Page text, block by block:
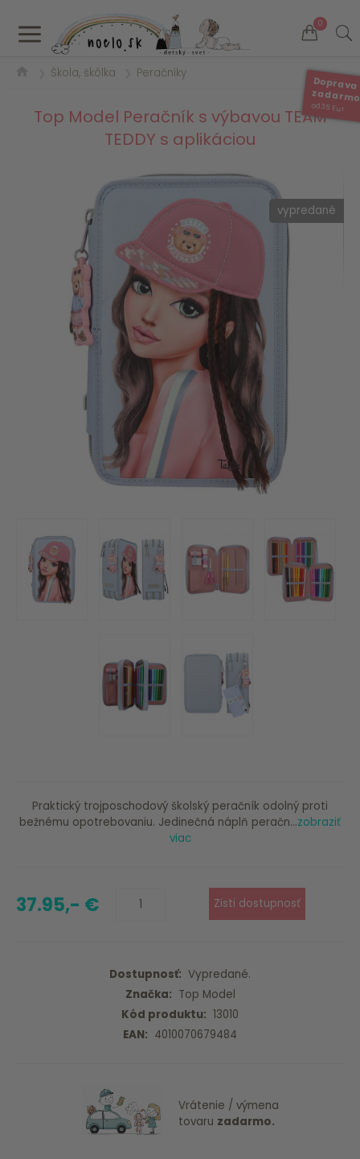
a 0
Doprava
od 35 Eur
Škola, škôlka Peračníky
Top Model Peračník s výbavou TEAM
TEDDY s aplikáciou
vypredané
Praktický trojposchodový školský peračník odolný proti
bežnému opotrebovaniu. Jedinečná náplň peračn...zobraziť
viac
37.95,- €
Dostupnosť: Vypredané.
Značka: Top Model
Kód produktu: 13010
EAN: 4010070679484
Vrátenie / výmena
tovaru zadarmo.